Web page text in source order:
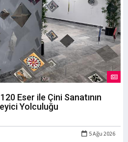
Eser ile Çini Sanatının
Yolculuğu
5 Ağu 2026